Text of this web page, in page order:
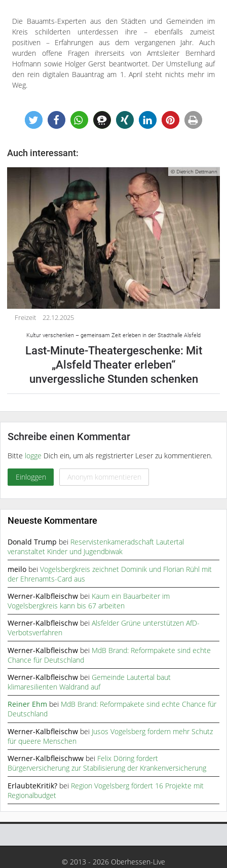
Die Bauamts-Experten aus den Städten und Gemeinden im
Kreis schilderten unterdessen ihre – ebenfalls zumeist
positiven – Erfahrungen aus dem vergangenen Jahr. Auch
wurden offene Fragen ihrerseits von Amtsleiter Bernhard
Hofmann sowie Holger Gerst beantwortet. Der Umstellung auf
den rein digitalen Bauantrag am 1. April steht nichts mehr im
Weg.
Auch interessant:
© Dietrich Dettmann
Freizeit 22.12.2025
Kultur verschenken – gemeinsam Zeit erleben in der Stadthalle Alsfeld
Last-Minute-Theatergeschenke: Mit
„Alsfeld Theater erleben“
unvergessliche Stunden schenken
Schreibe einen Kommentar
Bitte logge Dich ein, um als registrierter Leser zu kommentieren.
Einloggen Anonym kommentieren
Neueste Kommentare
Donald Trump bei Reservistenkameradschaft Lautertal
veranstaltet Kinder und Jugendbiwak
meilo beiVogelsbergkreis zeichnet Dominik und Florian Rühl mit
der Ehrenamts-Card aus
Werner-Kalbfleischw bei Kaum ein Bauarbeiter im
Vogelsbergkreis kann bis 67 arbeiten
Werner-Kalbfleischw beiAlsfelder Grüne unterstützen AfD-
Verbotsverfahren
Werner-Kalbfleischw bei MdB Brand: Reformpakete sind echte
Chance für Deutschland
Werner-Kalbfleischw bei Gemeinde Lautertal baut
klimaresilienten Waldrand auf
Reiner Ehm bei MdB Brand: Reformpakete sind echte Chance für
Deutschland
Werner-Kalbfleischw bei Jusos Vogelsberg fordern mehr Schutz
für queere Menschen
Werner-Kalbfleischww bei Felix Döring fordert
Bürgerversicherung zur Stabilisierung der Krankenversicherung
ErlaubteKritik? bei Region Vogelsberg fördert 16 Projekte mit
Regionalbudget
© 2013 - 2026 Oberhessen-Live